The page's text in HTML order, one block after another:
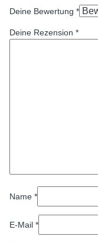
Deine Bewertung *
Deine Rezension *
Name *
E-Mail *